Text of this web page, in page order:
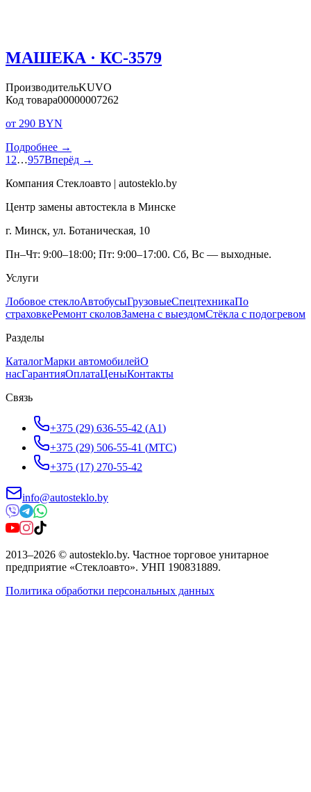
МАШЕКА · КС-3579
ПроизводительKUVO
Код товара00000007262
от 290 BYN
Подробнее →
1 2…957Вперёд →
Компания Стеклоавто | autosteklo.by
Центр замены автостекла в Минске
г. Минск, ул. Ботаническая, 10
Пн–Чт: 9:00–18:00; Пт: 9:00–17:00. Сб, Вс — выходные.
Услуги
Лобовое стеклоАвтобусыГрузовыеСпецтехникаПо
страховкеРемонт сколовЗамена с выездомСтёкла с подогревом
Разделы
КаталогМарки автомобилейО
насГарантияОплатаЦеныКонтакты
Связь
+375 (29) 636-55-42 (A1)
+375 (29) 506-55-41 (МТС)
+375 (17) 270-55-42
info@autosteklo.by
2013–2026 © autosteklo.by. Частное торговое унитарное
предприятие «Стеклоавто». УНП 190831889.
Политика обработки персональных данных